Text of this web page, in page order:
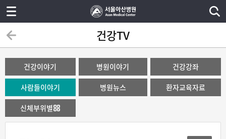
건강TV
건강이야기 병원이야기 건강강좌
사람들이야기 병원뉴스 환자교육자료
신체부위별